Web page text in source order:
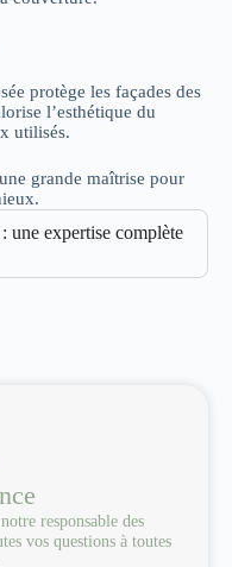
protège les façades des
l’esthétique du
utilisés.
grande maîtrise pour
une expertise complète
responsable des
vos questions à toutes